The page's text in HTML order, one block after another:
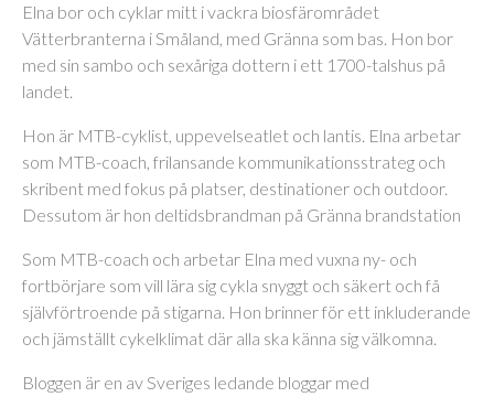
Elna bor och cyklar mitt i vackra biosfärområdet
Vätterbranterna i Småland, med Gränna som bas. Hon bor
med sin sambo och sexåriga dottern i ett 1700-talshus på
landet.
Hon är MTB-cyklist, uppevelseatlet och lantis. Elna arbetar
som MTB-coach, frilansande kommunikationsstrateg och
skribent med fokus på platser, destinationer och outdoor.
Dessutom är hon deltidsbrandman på Gränna brandstation
Som MTB-coach och arbetar Elna med vuxna ny- och
fortbörjare som vill lära sig cykla snyggt och säkert och få
självförtroende på stigarna. Hon brinner för ett inkluderande
och jämställt cykelklimat där alla ska känna sig välkomna.
Bloggen är en av Sveriges ledande bloggar med